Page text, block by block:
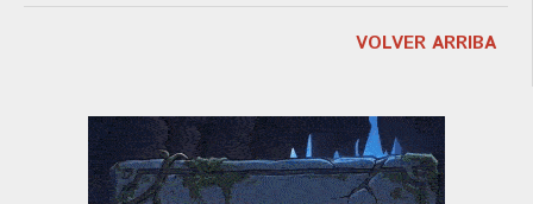
VOLVER ARRIBA